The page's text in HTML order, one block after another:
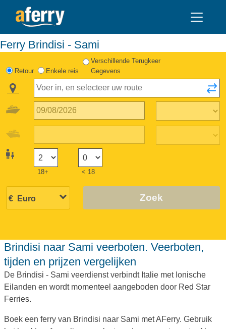
Ferry Brindisi - Sami
Retour Enkele reis
Verschillende Terugkeer
Gegevens
18+ < 18
Zoek
Brindisi naar Sami veerboten. Veerboten,
tijden en prijzen vergelijken
De Brindisi - Sami veerdienst verbindt Italie met Ionische
Eilanden en wordt momenteel aangeboden door Red Star
Ferries.
Boek een ferry van Brindisi naar Sami met AFerry. Gebruik